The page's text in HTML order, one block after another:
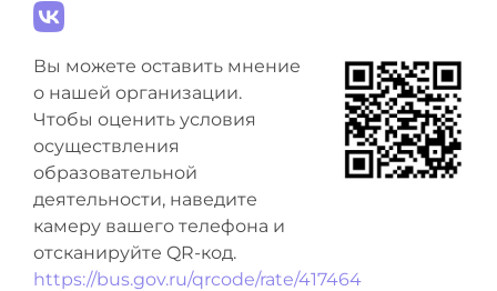
Вы можете оставить мнение
о нашей организации.
Чтобы оценить условия
осуществления
образовательной
деятельности, наведите
камеру вашего телефона и
отсканируйте QR-код.
https://bus.gov.ru/qrcode/rate/417464